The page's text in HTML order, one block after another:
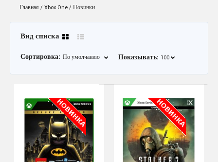
Главная Xbox One Новинки
Вид списка
Сортировка: Показывать: